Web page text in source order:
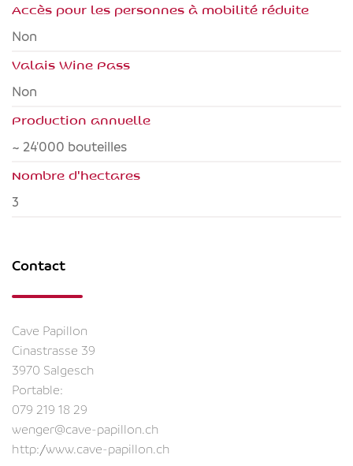
Accès pour les personnes à mobilité réduite
non
Valais Wine Pass
non
Production annuelle
~ 24'000 bouteilles
Nombre d'hectares
3
Contact
Cave Papillon
Cinastrasse 39
3970 Salgesch
Portable:
079 219 18 29
wenger@cave-papillon.ch
http://www.cave-papillon.ch